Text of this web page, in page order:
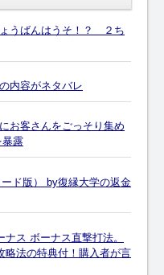
ょうばんはうそ！？ ２ち
内容がネタバレ
お客さんをごっそり集め
露
ド版） by復縁大学の返金
ス ボーナス直撃打法。
略法の特典付！購入者が言